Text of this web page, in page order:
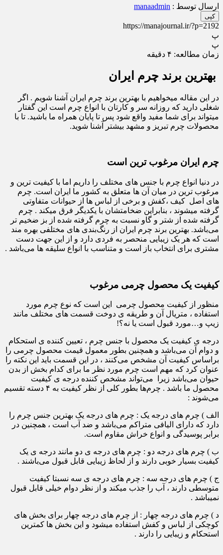
ارسال توسط : manaadmin
کپی
https://manajournal.ir/?p=2192
پ
پ
زمان مطالعه: ۴ دقیقه
بهترین برند چرم ایران
در این مقاله میخواهیم با بهترین برند چرم ایران آشنا شویم . اگر
شغلی دارید که روزانه سر و کارتان با انواع چرم است این گفتار
میتواند برای شما مفید واقع شود پس تا پایان همراه ما باشید. تا با
محصولات چرم تبریز و مشهد بیشتر آشنا شوید.
چرم ایران مرغوب ترین است
در دنیا انواع چرم با جنس های مختلف را داریم اما با کیفیت ترین و
مرغوب ترین در میان آن ها متعلق به کشور ما ایران است. چرم
های اصل کیف ،کفش و برخی از لباس ها از حیوانات متفاوتی
گرفته میشوند ، بنابراین ضخامتشان با یکدیگر فرق میکند . چرم
گرفته شده از شتر و گاو نسبت به چرم گرفته شده از بز ضخیم تر
می‌باشد. بهترین برند چرم ایران از رنگ‌بندی های مختلفی بهره مند
است که هر یک زیبایی منحصر به فردی دارد و از این جهت دست
مشتری برای انتخاب باز است و متناسب با انواع سلیقه ها می‌باشد .
کیفیت یک محصول چرمی مرغوب
منظور از کیفیت محصول چرمی این است که نوع چرم مورد
استفاده ، متریال آن و طریقه ی دوخت قسمت های مختلف مانند
زیپ و…مورد قبول است یا نه؟!
درجه ی کیفیت یک محصول با جنس چرم ، تعیین کننده ی استحکام
و دوام آن می‌باشد و همچنین بطور معمول قیمت محصول چرمی را
براساس کیفیت آن مشخص می‌کنند ، در این قسمت باید این نکته را
عنوان کرد که مهم است چرم مورد نظر ما برای کدام بخش از بدن
حیوان می‌باشد زیرا می‌تواند مشخص کننده درجه ی کیفیت
محصول ما باشد . چرم‌ها بطور کلی از نظر کیفیت به ۴ دسته تقسیم
می‌شوند :
الف ) چرم های درجه یک : چرم های درجه یک بهترین جنس چرم را
دارد که دارای الیافی متراکم می‌باشد و ضد آب است ، همچنین در
برابر پوسیدگی و انواع خراش مقاوم است.
ب ) چرم های درجه دو : چرم های درجه ی دو مانند درجه ی یک
کیفیت بسیار خوبی دارند و از لحاظ زیبایی قابل قبول می‌باشند .
ج ) چرم های درجه سه : چرم های درجه ی سه نسبتا کیفیت
متوسطی دارند ، آب را جذب میکند و از نظر دوام خیلی قابل قبول
نمیباشد .
د ) چرم های درجه چهار : از چرم های درجه چهار برای بخش های
کوچکی از لباس و کفش استفاده میشود و این بخش ها کمترین
استحکام و زیبایی را دارند .